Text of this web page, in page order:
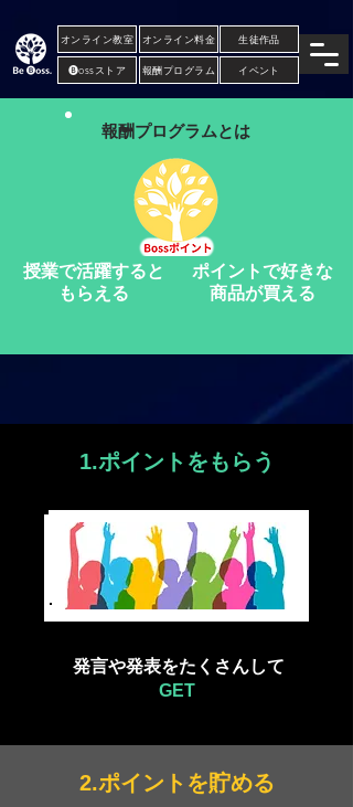
オンライン教室 生徒作品
オンライン料金
🅑ossストア 報酬プログラム イベント
報酬プログラムとは
授業で活躍すると
もらえる
ポイントで好きな
商品が買える
1.ポイントをもらう
​ 発言や発表をたくさんして
GET
2.ポイントを貯める